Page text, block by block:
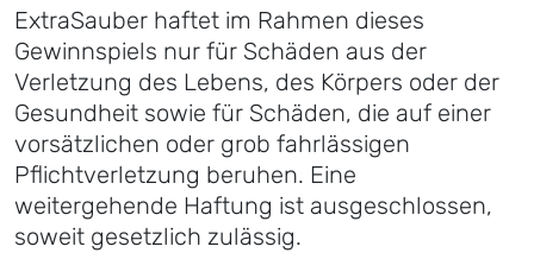
ExtraSauber haftet im Rahmen dieses
Gewinnspiels nur für Schäden aus der
Verletzung des Lebens, des Körpers oder der
Gesundheit sowie für Schäden, die auf einer
vorsätzlichen oder grob fahrlässigen
Pflichtverletzung beruhen. Eine
weitergehende Haftung ist ausgeschlossen,
soweit gesetzlich zulässig.